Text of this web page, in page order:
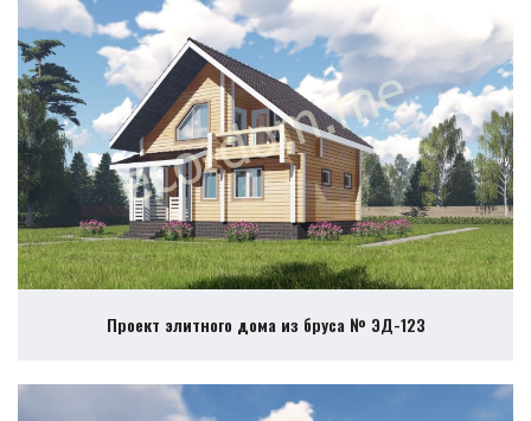
Проект элитного дома из бруса № ЭД-123